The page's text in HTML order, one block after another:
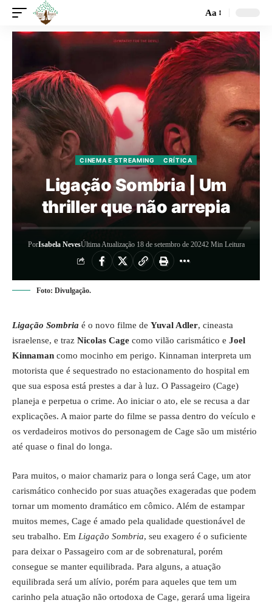
Aa
CINEMA E STREAMING CRÍTICA
Ligação Sombria | Um
thriller que não arrepia
PorIsabela NevesÚltima Atualização 18 de setembro de 20242 Min Leitura
Foto: Divulgação.
Ligação Sombria é o novo filme de Yuval Adler, cineasta
israelense, e traz Nicolas Cage como vilão carismático e Joel
Kinnaman como mocinho em perigo. Kinnaman interpreta um
motorista que é sequestrado no estacionamento do hospital em
que sua esposa está prestes a dar à luz. O Passageiro (Cage)
planeja e perpetua o crime. Ao iniciar o ato, ele se recusa a dar
explicações. A maior parte do filme se passa dentro do veículo e
os verdadeiros motivos do personagem de Cage são um mistério
até quase o final do longa.
Para muitos, o maior chamariz para o longa será Cage, um ator
carismático conhecido por suas atuações exageradas que podem
tornar um momento dramático em cômico. Além de estampar
muitos memes, Cage é amado pela qualidade questionável de
seu trabalho. Em Ligação Sombria, seu exagero é o suficiente
para deixar o Passageiro com ar de sobrenatural, porém
consegue se manter equilibrada. Para alguns, a atuação
equilibrada será um alívio, porém para aqueles que tem um
carinho pela atuação não ortodoxa de Cage, gerará uma ligeira